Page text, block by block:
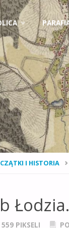
I HISTORIA
Łodzia.
559 PIKSELI